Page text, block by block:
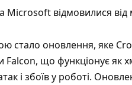
Microsoft відмовилися від
оновлення, яке
що функціонує як
і збоїв у роботі.